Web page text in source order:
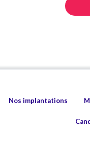
Nos implantations